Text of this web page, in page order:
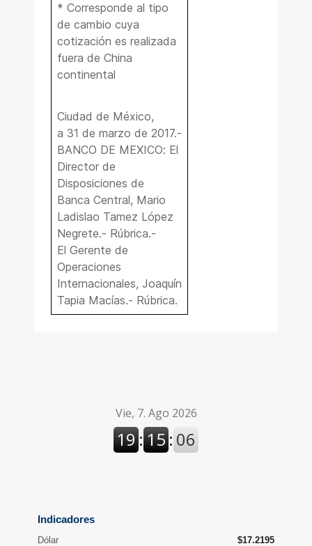
* Corresponde al tipo
de cambio cuya
cotización es realizada
fuera de China
continental
Ciudad de México,
a 31 de marzo de 2017.-
BANCO DE MEXICO: El
Director de
Disposiciones de
Banca Central, Mario
Ladislao Tamez López
Negrete.- Rúbrica.-
El Gerente de
Operaciones
Internacionales, Joaquín
Tapia Macías.- Rúbrica.